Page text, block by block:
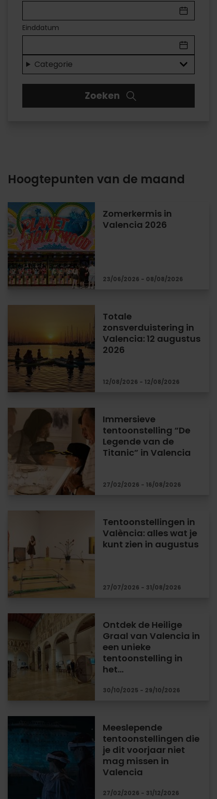
VALÈNCIA
Voor
elk
wat
wils
Einddatum
Categorie
Zoeken
Hoogtepunten van de maand
Zomerkermis in
Valencia 2026
23/06/2026 - 08/08/2026
Totale
zonsverduistering in
Valencia: 12 augustus
2026
12/08/2026 - 12/08/2026
Immersieve
tentoonstelling “De
Legende van de
Titanic” in Valencia
27/02/2026 - 16/08/2026
Tentoonstellingen in
València: alles wat je
kunt zien in augustus
27/07/2026 - 31/08/2026
Ontdek de Heilige
Graal van Valencia in
een unieke
tentoonstelling in
het…
30/10/2025 - 29/10/2026
Meeslepende
tentoonstellingen die
je dit voorjaar niet
mag missen in
Valencia
27/02/2026 - 31/12/2026